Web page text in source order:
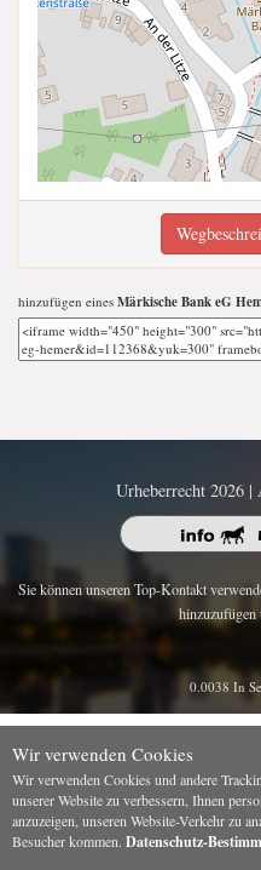
hinzufügen eines Märkische Bank eG
Urheberrecht 2026 |
Sie können unseren Top-Kontakt
hinzuzufügen
0.0038 In
Wir verwenden Cookies
Wir verwenden Cookies und andere
unserer Website zu verbessern, Ihnen
anzuzeigen, unseren Website-Verkehr zu
Besucher kommen. Datenschutz-